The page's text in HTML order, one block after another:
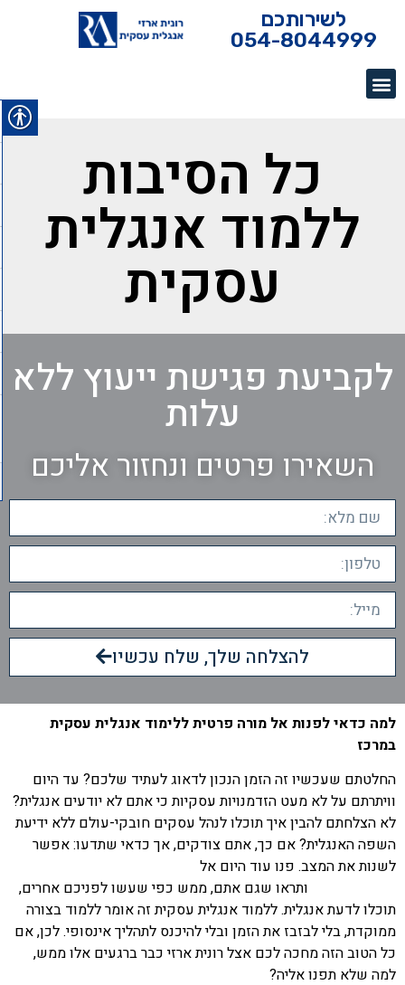
לשירותכם
054-8044999
כל הסיבות
ללמוד אנגלית
עסקית
לקביעת פגישת ייעוץ ללא
עלות
השאירו פרטים ונחזור אליכם
להצלחה שלך, שלח עכשיו
למה כדאי לפנות אל מורה פרטית ללימוד אנגלית עסקית
במרכז
החלטתם שעכשיו זה הזמן הנכון לדאוג לעתיד שלכם? עד היום
וויתרתם על לא מעט הזדמנויות עסקיות כי אתם לא יודעים אנגלית?
לא הצלחתם להבין איך תוכלו לנהל עסקים חובקי-עולם ללא ידיעת
השפה האנגלית? אם כך, אתם צודקים, אך כדאי שתדעו: אפשר
לשנות את המצב. פנו עוד היום אל
ותראו שגם אתם, ממש כפי שעשו לפניכם אחרים,
תוכלו לדעת אנגלית. ללמוד אנגלית עסקית זה אומר ללמוד בצורה
ממוקדת, בלי לבזבז את הזמן ובלי להיכנס לתהליך אינסופי. לכן, אם
כל הטוב הזה מחכה לכם אצל רונית ארזי כבר ברגעים אלו ממש,
למה שלא תפנו אליה?